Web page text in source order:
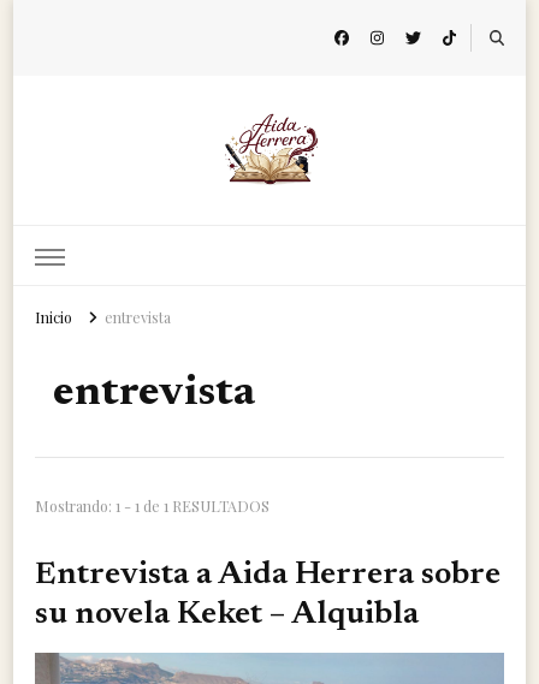
Inicio entrevista
entrevista
Mostrando: 1 - 1 de 1 RESULTADOS
Entrevista a Aida Herrera sobre
su novela Keket – Alquibla